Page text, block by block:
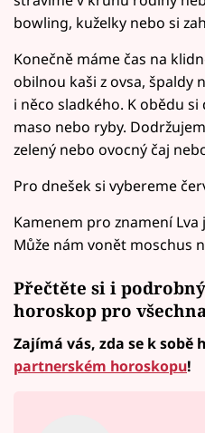
bowling, kuželky nebo si
Konečně máme čas na
obilnou kaši z ovsa, špaldy
i něco sladkého. K obědu
maso nebo ryby.
zelený nebo ovocný čaj
Pro dnešek si vybereme
Kamenem pro znamení
Může nám vonět moschus
Přečtěte si i podrobný
horoskop pro
Zajímá vás, zda se k sobě
partnerském horoskopu!